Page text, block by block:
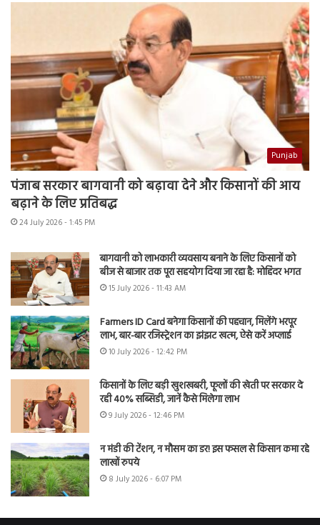
Punjab
पंजाब सरकार बागवानी को बढ़ावा देने और किसानों की आय
बढ़ाने के लिए प्रतिबद्ध
24 July 2026 - 1:45 PM
बागवानी को लाभकारी व्यवसाय बनाने के लिए किसानों को
बीज से बाजार तक पूरा सहयोग दिया जा रहा है: मोहिंदर भगत
15 July 2026 - 11:43 AM
Farmers ID Card बनेगा किसानों की पहचान, मिलेंगे भरपूर
लाभ, बार-बार रजिस्ट्रेशन का झंझट खत्म, ऐसे करें अप्लाई
10 July 2026 - 12:42 PM
किसानों के लिए बड़ी खुशखबरी, फूलों की खेती पर सरकार दे
रही 40% सब्सिडी, जानें कैसे मिलेगा लाभ
9 July 2026 - 12:46 PM
न मंडी की टेंशन, न मौसम का डर! इस फसल से किसान कमा रहे
लाखों रुपये
8 July 2026 - 6:07 PM